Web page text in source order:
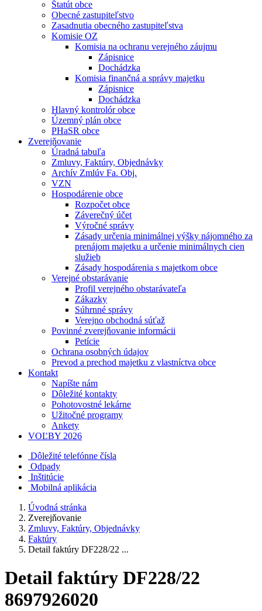
Štatút obce
Obecné zastupiteľstvo
Zasadnutia obecného zastupiteľstva
Komisie OZ
Komisia na ochranu verejného záujmu
Zápisnice
Dochádzka
Komisia finančná a správy majetku
Zápisnice
Dochádzka
Hlavný kontrolór obce
Územný plán obce
PHaSR obce
Zverejňovanie
Úradná tabuľa
Zmluvy, Faktúry, Objednávky
Archív Zmlúv Fa. Obj.
VZN
Hospodárenie obce
Rozpočet obce
Záverečný účet
Výročné správy
Zásady určenia minimálnej výšky nájomného za
prenájom majetku a určenie minimálnych cien
služieb
Zásady hospodárenia s majetkom obce
Verejné obstarávanie
Profil verejného obstarávateľa
Zákazky
Súhrnné správy
Verejno obchodná súťaž
Povinné zverejňovanie informácii
Petície
Ochrana osobných údajov
Prevod a prechod majetku z vlastníctva obce
Kontakt
Napíšte nám
Dôležité kontakty
Pohotovostné lekárne
Užitočné programy
Ankety
VOĽBY 2026
Dôležité telefónne čísla
Odpady
Inštitúcie
Mobilná aplikácia
Úvodná stránka
Zverejňovanie
Zmluvy, Faktúry, Objednávky
Faktúry
Detail faktúry DF228/22 ...
Detail faktúry DF228/22
8697926020